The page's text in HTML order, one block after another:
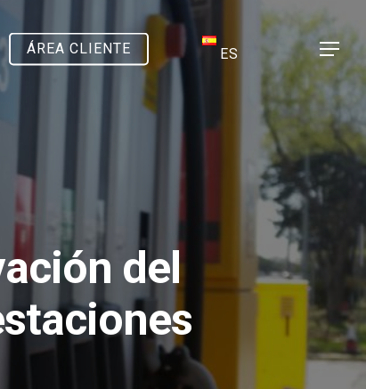
ÁREA CLIENTE ES Menu
del